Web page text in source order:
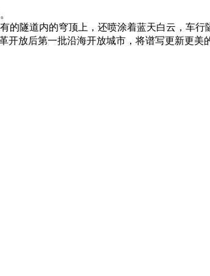
的隧道内的穹顶上，还喷涂着蓝天白云，车
放后第一批沿海开放城市，将谱写更新更美